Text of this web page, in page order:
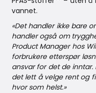
vannet.
«Det handler ikke bare
handler også om
Product Manager hos
forbrukere etterspør
ansvar for det de inntar.
det lett å velge rent og
hvor som helst.»